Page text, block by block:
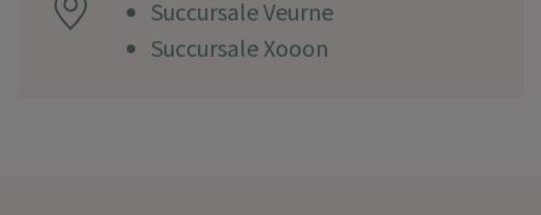
Succursale Veurne
Succursale Xooon